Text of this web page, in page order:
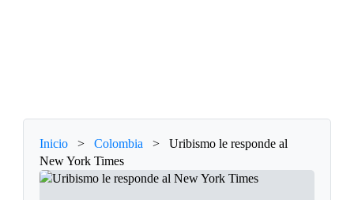
Inicio > Colombia >
Uribismo le responde al
New York Times